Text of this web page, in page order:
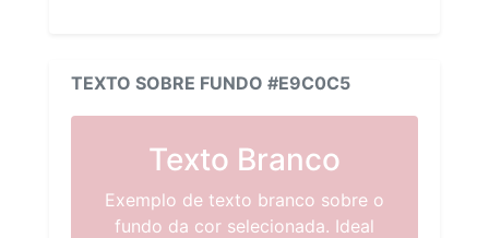
TEXTO SOBRE FUNDO #E9C0C5
Texto Branco
Exemplo de texto branco sobre o
fundo da cor selecionada. Ideal